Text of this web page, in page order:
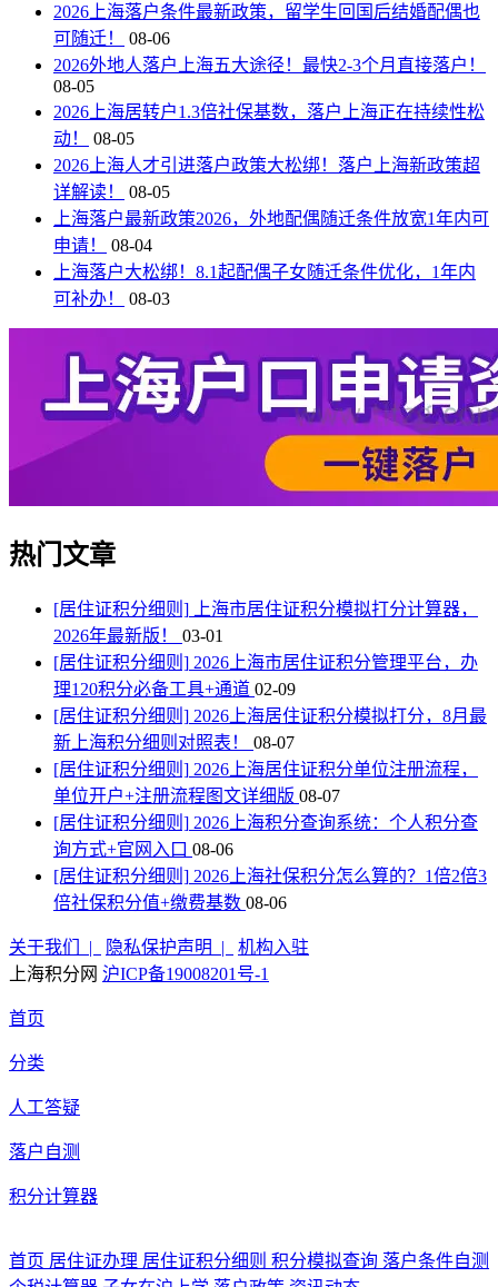
2026上海落户条件最新政策，留学生回国后结婚配偶也
可随迁！
08-06
2026外地人落户上海五大途径！最快2-3个月直接落户！
08-05
2026上海居转户1.3倍社保基数，落户上海正在持续性松
动！
08-05
2026上海人才引进落户政策大松绑！落户上海新政策超
详解读！
08-05
上海落户最新政策2026，外地配偶随迁条件放宽1年内可
申请！
08-04
上海落户大松绑！8.1起配偶子女随迁条件优化，1年内
可补办！
08-03
热门文章
[居住证积分细则] 上海市居住证积分模拟打分计算器，
2026年最新版！ 03-01
[居住证积分细则] 2026上海市居住证积分管理平台，办
理120积分必备工具+通道 02-09
[居住证积分细则] 2026上海居住证积分模拟打分，8月最
新上海积分细则对照表！ 08-07
[居住证积分细则] 2026上海居住证积分单位注册流程，
单位开户+注册流程图文详细版 08-07
[居住证积分细则] 2026上海积分查询系统：个人积分查
询方式+官网入口 08-06
[居住证积分细则] 2026上海社保积分怎么算的？1倍2倍3
倍社保积分值+缴费基数 08-06
关于我们 | 隐私保护声明 |
机构入驻
上海积分网 沪ICP备19008201号-1
首页
分类
人工答疑
落户自测
积分计算器
首页 居住证办理 居住证积分细则 积分模拟查询 落户条件自测